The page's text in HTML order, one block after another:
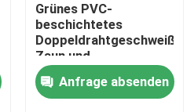
Grünes PVC-
beschichtetes
Zaun und
galvanisiertes
geschweißtes
Drahtnetz
Anfrage absenden